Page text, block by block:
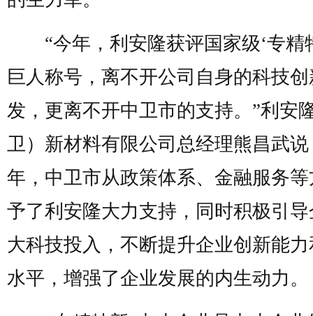
“今年，利安隆获评国家级‘专精
巨人称号，离不开公司自身的科技
发，更离不开中卫市的支持。”利安
卫）新材料有限公司总经理熊昌武
年，中卫市从政策体系、金融服务
予了利安隆大力支持，同时积极引
大科技投入，不断提升企业创新能
水平，增强了企业发展的内生动力。